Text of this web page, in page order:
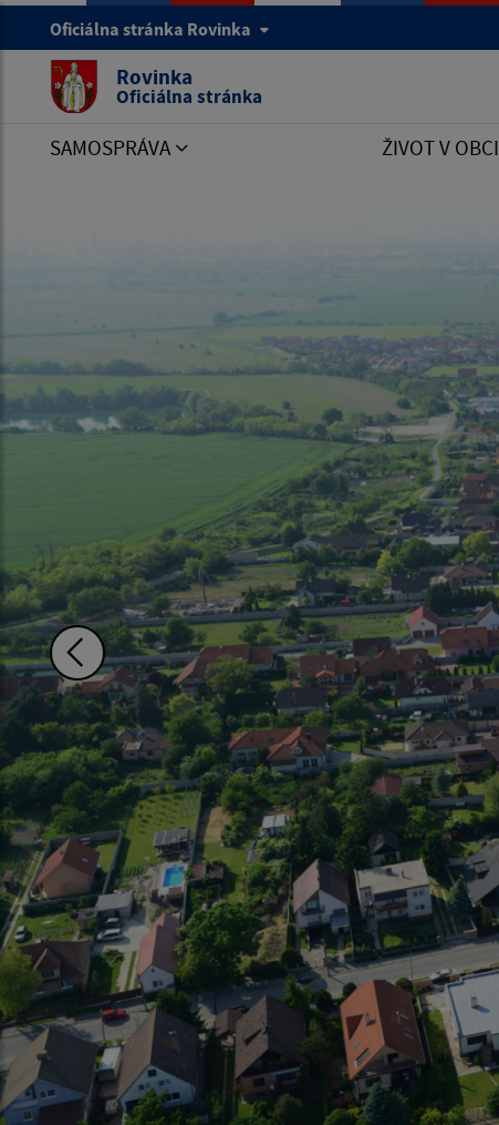
Oficiálna stránka Rovinka
Rovinka
Oficiálna stránka
SAMOSPRÁVA ŽIVOT V OBCI